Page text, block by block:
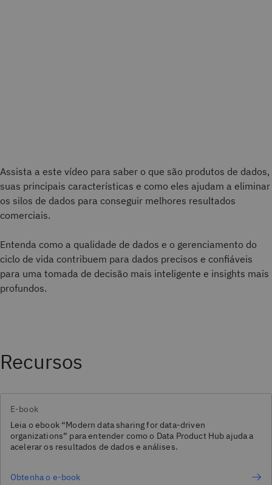
Assista a este vídeo para saber o que são produtos de dados,
suas principais características e como eles ajudam a eliminar
os silos de dados para conseguir melhores resultados
comerciais.
Entenda como a qualidade de dados e o gerenciamento do
ciclo de vida contribuem para dados precisos e confiáveis
para uma tomada de decisão mais inteligente e insights mais
profundos.
Recursos
E-book
Leia o ebook “Modern data sharing for data-driven
organizations” para entender como o Data Product Hub ajuda a
acelerar os resultados de dados e análises.
Obtenha o e-book